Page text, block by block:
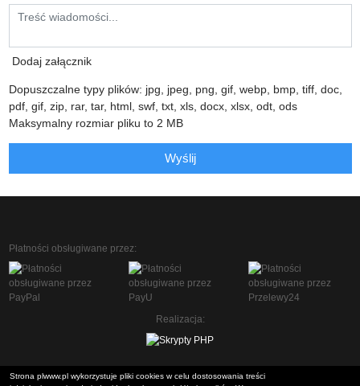
Dodaj załącznik
Dopuszczalne typy plików: jpg, jpeg, png, gif, webp, bmp, tiff, doc,
pdf, gif, zip, rar, tar, html, swf, txt, xls, docx, xlsx, odt, ods
Maksymalny rozmiar pliku to 2 MB
Wyślij
Płatności obsługiwane przez:
Realizacja:
Strona plwww.pl wykorzystuje pliki cookies w celu dostosowania treści